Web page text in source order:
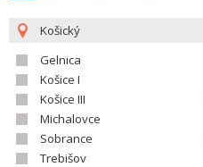
Košický
Gelnica
Košice I
Košice III
Michalovce
Sobrance
Trebišov